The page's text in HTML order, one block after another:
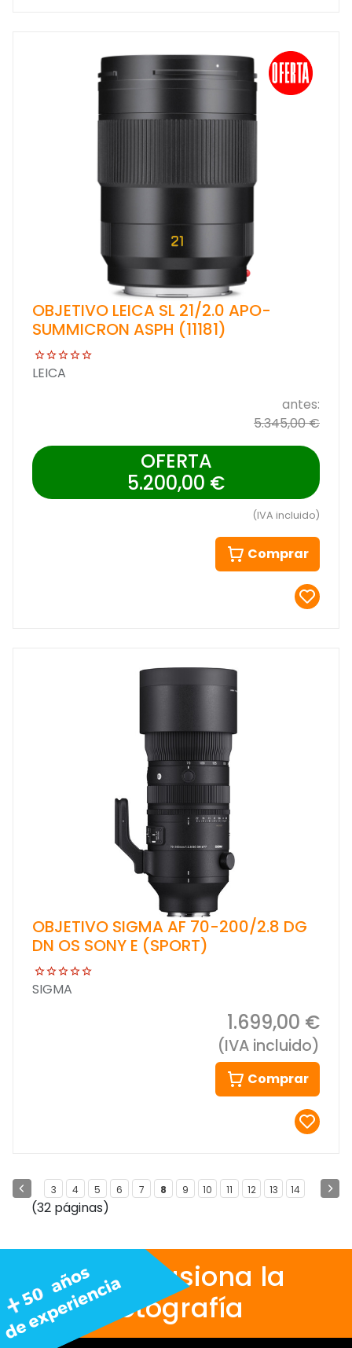
OBJETIVO LEICA SL 21/2.0 APO-
SUMMICRON ASPH (11181)
LEICA
antes:
5.345,00 €
OFERTA
5.200,00 €
(IVA incluido)
Comprar
OBJETIVO SIGMA AF 70-200/2.8 DG
DN OS SONY E (SPORT)
SIGMA
1.699,00 €
(IVA incluido)
Comprar
3 4 5 6 7 8 9 10 11 12 13 14
(32 páginas)
Nos apasiona la
fotografía